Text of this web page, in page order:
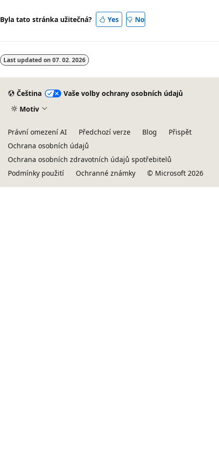
Byla tato stránka užitečná? Yes No
Last updated on 07. 02. 2026
Čeština
Vaše volby ochrany osobních údajů
Motiv
Právní omezení AI Předchozí verze Blog
Přispět
Ochrana osobních údajů
Ochrana osobních zdravotních údajů spotřebitelů
Podmínky použití
Ochranné známky © Microsoft 2026